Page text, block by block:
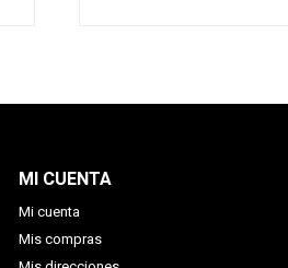
MI CUENTA
Mi cuenta
Mis compras